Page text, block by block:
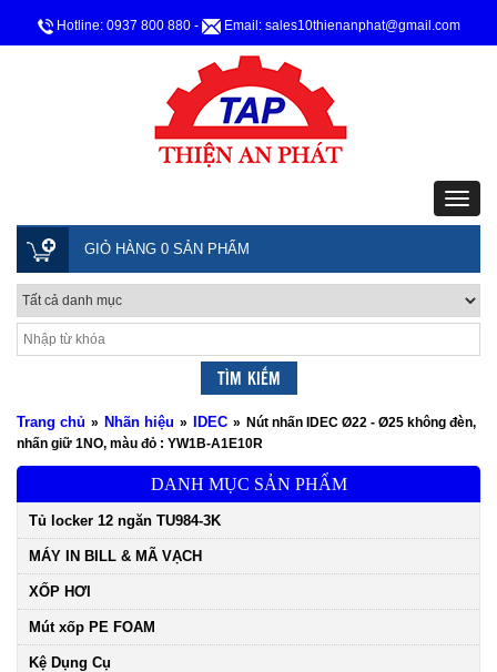
Hotline: 0937 800 880 - Email: sales10thienanphat@gmail.com
GIỎ HÀNG 0 SẢN PHẨM
Trang chủ » Nhãn hiệu » IDEC » Nút nhấn IDEC Ø22 - Ø25 không đèn,
nhấn giữ 1NO, màu đỏ : YW1B-A1E10R
DANH MỤC SẢN PHẨM
Tủ locker 12 ngăn TU984-3K
MÁY IN BILL & MÃ VẠCH
XỐP HƠI
Mút xốp PE FOAM
Kệ Dụng Cụ